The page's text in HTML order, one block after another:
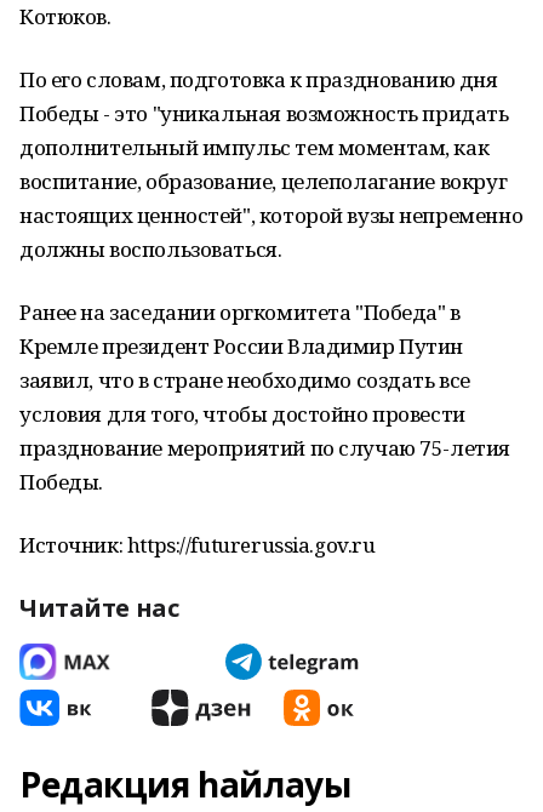
Котюков.
По его словам, подготовка к празднованию дня
Победы - это "уникальная возможность придать
дополнительный импульс тем моментам, как
воспитание, образование, целеполагание вокруг
настоящих ценностей", которой вузы непременно
должны воспользоваться.
Ранее на заседании оргкомитета "Победа" в
Кремле президент России Владимир Путин
заявил, что в стране необходимо создать все
условия для того, чтобы достойно провести
празднование мероприятий по случаю 75-летия
Победы.
Источник: https://futurerussia.gov.ru
Читайте нас
Редакция һайлауы